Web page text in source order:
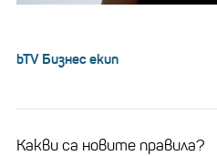
bTV Бизнес екип
Какви са новите правила?